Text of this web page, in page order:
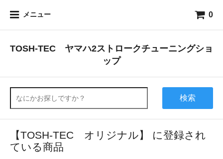
メニュー 0
TOSH-TEC ヤマハ2ストロークチューニングショ
ップ
検索
【TOSH-TEC オリジナル】 に登録され
ている商品